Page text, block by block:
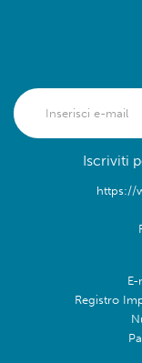
Iscriviti
https://
Registro